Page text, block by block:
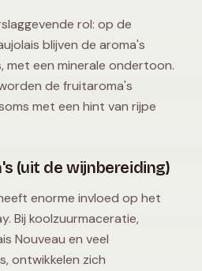
rol: op de
blijven de aroma's
met een minerale ondertoon.
de fruitaroma's
met een hint van rijpe
(uit de wijnbereiding)
enorme invloed op het
Bij koolzuurmaceratie,
Nouveau en veel
ontwikkelen zich